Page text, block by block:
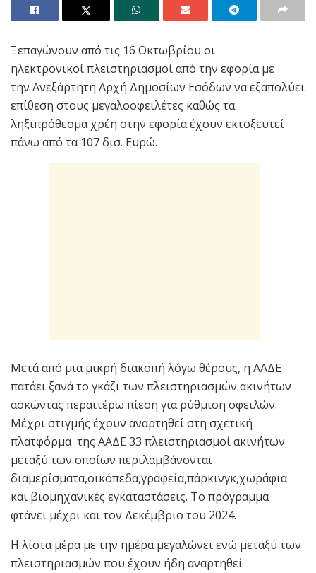
Ξεπαγώνουν από τις 16 Οκτωβρίου οι
ηλεκτρονικοί πλειστηριασμοί από την εφορία με
την Ανεξάρτητη Αρχή Δημοσίων Εσόδων να εξαπολύει
επίθεση στους μεγαλοοφειλέτες καθώς τα
ληξιπρόθεσμα χρέη στην εφορία έχουν εκτοξευτεί
πάνω από τα 107 δισ. Ευρώ.
Μετά από μια μικρή διακοπή λόγω θέρους, η ΑΑΔΕ
πατάει ξανά το γκάζι των πλειστηριασμών ακινήτων
ασκώντας περαιτέρω πίεση για ρύθμιση οφειλών.
Μέχρι στιγμής έχουν αναρτηθεί στη σχετική
πλατφόρμα της ΑΑΔΕ 33 πλειστηριασμοί ακινήτων
μεταξύ των οποίων περιλαμβάνονται
διαμερίσματα,οικόπεδα,γραφεία,πάρκινγκ,χωράφια
και βιομηχανικές εγκαταστάσεις. Το πρόγραμμα
φτάνει μέχρι και τον Δεκέμβριο του 2024.
Η λίστα μέρα με την ημέρα μεγαλώνει ενώ μεταξύ των
πλειστηριασμών που έχoυν ήδη αναρτηθεί